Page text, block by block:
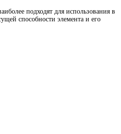
подходят для использования в
способности элемента и его